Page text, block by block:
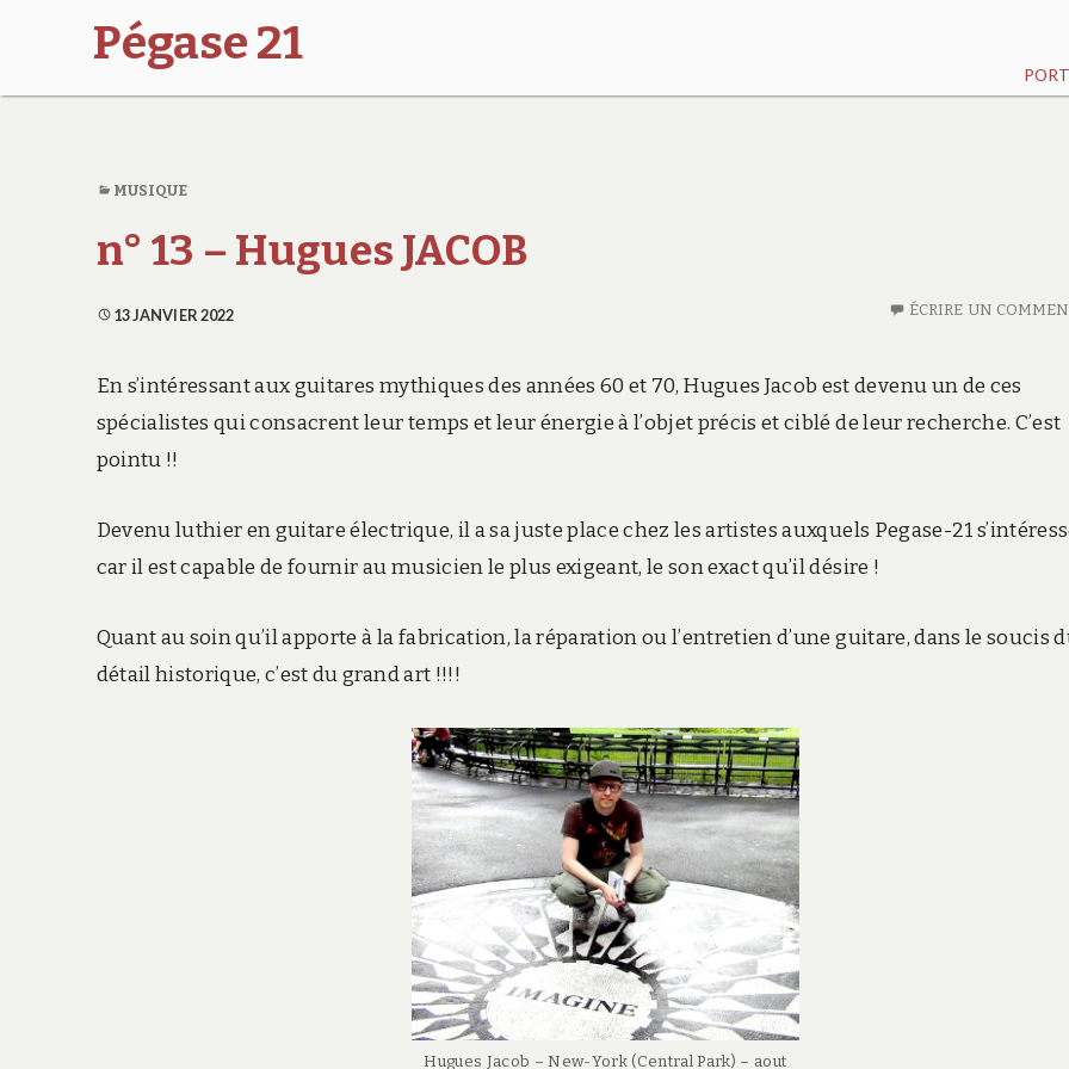
Pégase 21
MUSIQUE
n° 13 – Hugues JACOB
13 JANVIER 2022 ÉCRIRE UN
En s’intéressant aux guitares mythiques des années 60 et 70, Hugues Jacob est devenu un de ces
spécialistes qui consacrent leur temps et leur énergie à l’objet précis et ciblé de leur recherche. C’est
pointu !!
Devenu luthier en guitare électrique, il a sa juste place chez les artistes auxquels Pegase-21
car il est capable de fournir au musicien le plus exigeant, le son exact qu’il désire !
Quant au soin qu’il apporte à la fabrication, la réparation ou l’entretien d’une guitare, dans le soucis
détail historique, c’est du grand art !!!!
Hugues Jacob – New-York (Central Park) – aout